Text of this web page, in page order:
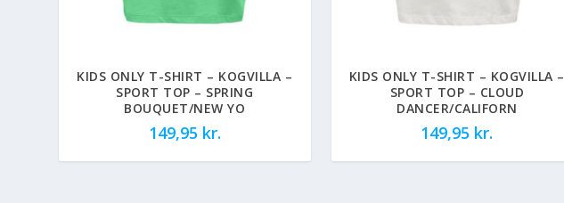
KIDS ONLY T-SHIRT – KOGVILLA –
SPORT TOP – SPRING
BOUQUET/NEW YO
149,95 kr.
KIDS ONLY T-SHIRT – KOGVILLA –
SPORT TOP – CLOUD
DANCER/CALIFORN
149,95 kr.